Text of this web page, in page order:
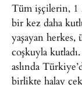
Tüm işçilerin, 1
bir kez daha
yaşayan herkes,
coşkuyla
aslında
birlikte halay